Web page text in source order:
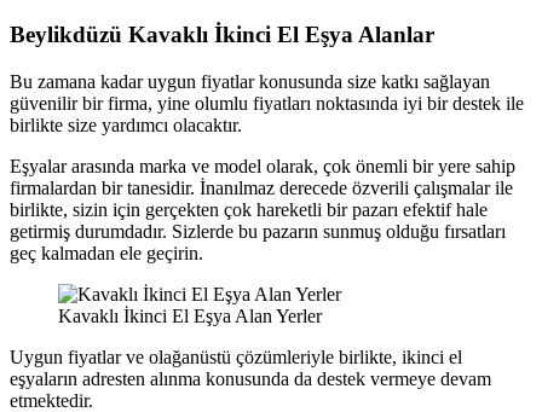
Beylikdüzü Kavaklı İkinci El Eşya Alanlar
Bu zamana kadar uygun fiyatlar konusunda size katkı sağlayan
güvenilir bir firma, yine olumlu fiyatları noktasında iyi bir destek ile
birlikte size yardımcı olacaktır.
Eşyalar arasında marka ve model olarak, çok önemli bir yere sahip
firmalardan bir tanesidir. İnanılmaz derecede özverili çalışmalar ile
birlikte, sizin için gerçekten çok hareketli bir pazarı efektif hale
getirmiş durumdadır. Sizlerde bu pazarın sunmuş olduğu fırsatları
geç kalmadan ele geçirin.
Kavaklı İkinci El Eşya Alan Yerler
Uygun fiyatlar ve olağanüstü çözümleriyle birlikte, ikinci el
eşyaların adresten alınma konusunda da destek vermeye devam
etmektedir.